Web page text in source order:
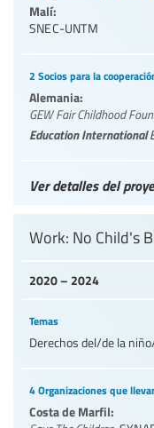
Malí:
SNEC-UNTM
2 Socios para la
Alemania:
GEW Fair Childhood
Education International
Ver detalles del
2020 – 2024
Work: No Child's
Temas
Derechos del/de la
4 Organizaciones que
Costa de Marfil: